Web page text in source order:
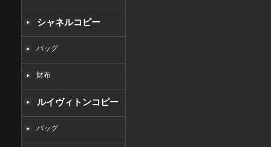
シャネルコピー
バッグ
財布
ルイヴィトンコピー
バッグ